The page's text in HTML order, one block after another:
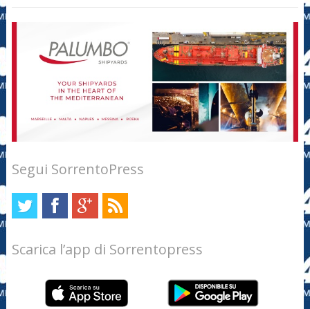
Segui SorrentoPress
Scarica l’app di Sorrentopress